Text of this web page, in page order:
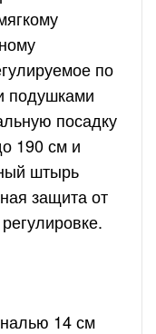
по
подушками
посадку
190 см и
штырь
защита от
14 см